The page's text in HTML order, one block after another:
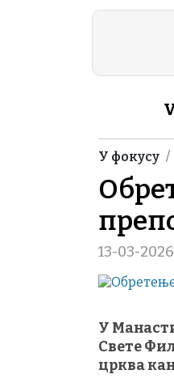
Skip to main content
У фокусу
13-03-
У
Свете
црква